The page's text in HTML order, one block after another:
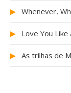
▶ Whenever,
▶ Love You
▶ As trilhas de